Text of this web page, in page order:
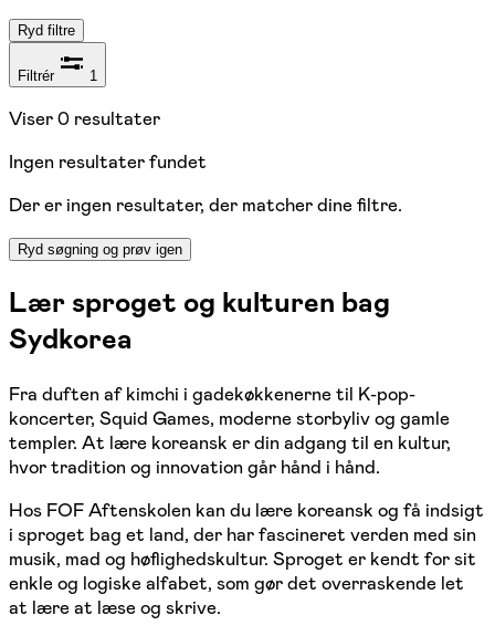
Ryd filtre
Filtrér 1
Viser0 resultater
Ingen resultater fundet
Der er ingen resultater, der matcher dine filtre.
Ryd søgning og prøv igen
Lær sproget og kulturen bag
Sydkorea
Fra duften af kimchi i gadekøkkenerne til K-pop-
koncerter, Squid Games, moderne storbyliv og gamle
templer. At lære koreansk er din adgang til en kultur,
hvor tradition og innovation går hånd i hånd.
Hos FOF Aftenskolen kan du lære koreansk og få indsigt
i sproget bag et land, der har fascineret verden med sin
musik, mad og høflighedskultur. Sproget er kendt for sit
enkle og logiske alfabet, som gør det overraskende let
at lære at læse og skrive.